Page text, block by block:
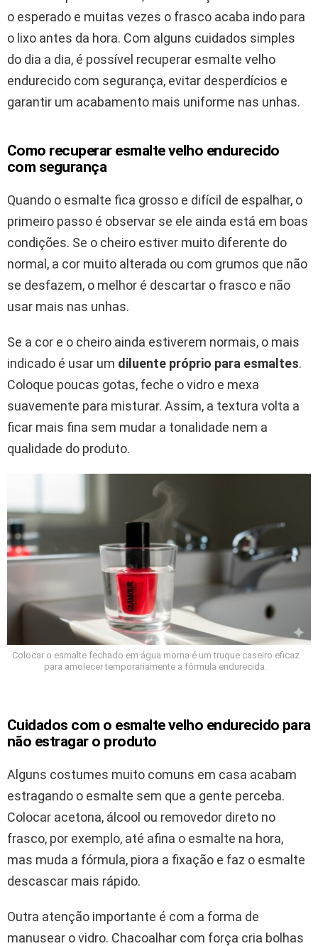
o esperado e muitas vezes o frasco acaba indo para
o lixo antes da hora. Com alguns cuidados simples
do dia a dia, é possível recuperar esmalte velho
endurecido com segurança, evitar desperdícios e
garantir um acabamento mais uniforme nas unhas.
Como recuperar esmalte velho endurecido
com segurança
Quando o esmalte fica grosso e difícil de espalhar, o
primeiro passo é observar se ele ainda está em boas
condições. Se o cheiro estiver muito diferente do
normal, a cor muito alterada ou com grumos que não
se desfazem, o melhor é descartar o frasco e não
usar mais nas unhas.
Se a cor e o cheiro ainda estiverem normais, o mais
indicado é usar um diluente próprio para esmaltes.
Coloque poucas gotas, feche o vidro e mexa
suavemente para misturar. Assim, a textura volta a
ficar mais fina sem mudar a tonalidade nem a
qualidade do produto.
Colocar o esmalte fechado em água morna é um truque caseiro eficaz
para amolecer temporariamente a fórmula endurecida.
Cuidados com o esmalte velho endurecido para
não estragar o produto
Alguns costumes muito comuns em casa acabam
estragando o esmalte sem que a gente perceba.
Colocar acetona, álcool ou removedor direto no
frasco, por exemplo, até afina o esmalte na hora,
mas muda a fórmula, piora a fixação e faz o esmalte
descascar mais rápido.
Outra atenção importante é com a forma de
manusear o vidro. Chacoalhar com força cria bolhas